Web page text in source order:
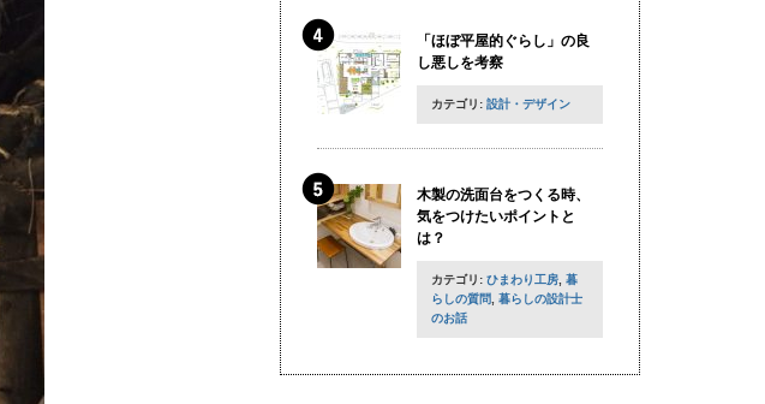
「ほぼ平屋的ぐらし」の良
し悪しを考察
カテゴリ: 設計・デザイン
木製の洗面台をつくる時、
気をつけたいポイントと
は？
カテゴリ: ひまわり工房 暮
らしの質問
暮らしの設計士
のお話